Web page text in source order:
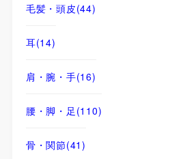
毛髪・頭皮(44)
耳(14)
肩・腕・手(16)
腰・脚・足 (110)
骨・関節(41)